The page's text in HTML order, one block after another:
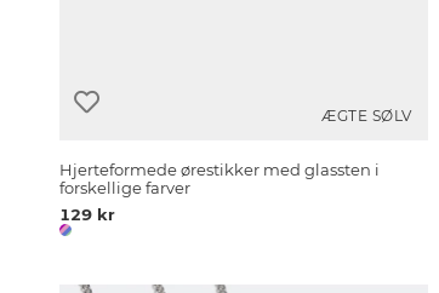
ÆGTE SØLV
Hjerteformede ørestikker med glassten i
forskellige farver
129 kr